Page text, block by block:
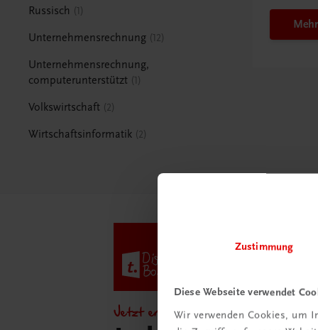
Zustimmung
Diese Webseite verwendet
Wir verwenden Cookies, um
Russisch 1
Unternehmensrechnung 12
Unternehmensrechnung,
computerunterstützt 1
Volkswirtschaft 2
Wirtschaftsinformatik 2
Jetzt entdecken!